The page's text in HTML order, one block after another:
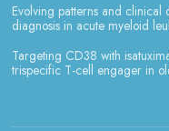
Evolving patterns and
diagnosis in acute myeloid
Targeting CD38 with
trispecific T-cell engager in